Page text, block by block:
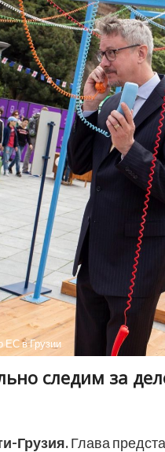
ЕС в Грузии
следим за
Грузия.Глава